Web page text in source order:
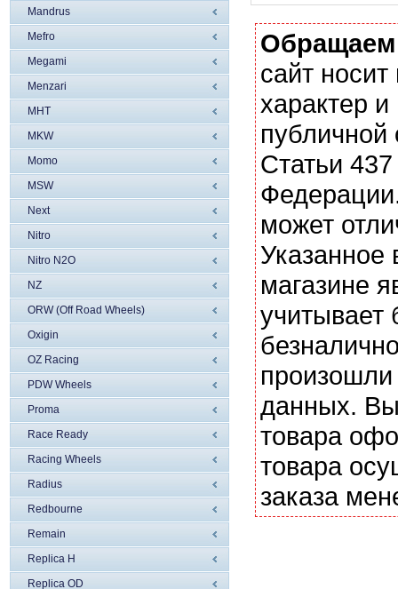
Mandrus
Mefro
Megami
Menzari
MHT
MKW
Momo
MSW
Next
Nitro
Nitro N2O
NZ
ORW (Off Road Wheels)
Oxigin
OZ Racing
PDW Wheels
Proma
Race Ready
Racing Wheels
Radius
Redbourne
Remain
Replica H
Replica OD
сайт
характер
Статьи
может
магазине
учитывает
данных. Вы
товара
товара
заказа